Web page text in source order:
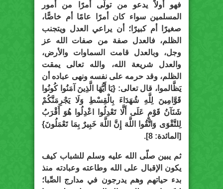
فهو أولاً يدعو من تولّى أمرًا من أمور
المسلمين سواء كان أمرًا عامًا أم خاصًّا،
صغيرًا أم كبيرًا؛ أن يراعي العدل ويتجنب
الظلم، فالعدل صفة من صفات الله عز
وجل، وبالعدل قامت السماوات والأرض،
والعدل شريعة الله، والله تعالى يمقت
الظلم، وقد حرمه على نفسه ونهى عباده أن
يَظَّالموا، قال تعالى: {يَا أَيُّهَا الَّذِينَ آمَنُوا كُونُوا
قَوَّامِينَ لِلَّهِ شُهَدَاءَ بِالْقِسْطِ وَلَا يَجْرِمَنَّكُمْ
شَنَآنُ قَوْمٍ عَلَى أَلَّا تَعْدِلُوا اعْدِلُوا هُوَ أَقْرَبُ
لِلتَّقْوَى وَاتَّقُوا اللَّهَ إِنَّ اللَّهَ خَبِيرٌ بِمَا تَعْمَلُونَ}
[المائدة: 8].
ثم يبين صلّى الله عليه وسلم للشباب كيف
يكون الإقبال على الله وطاعته وعبادته منذ
بدء حياتهم وهم يدرجون في مدارج الصِّبا؛